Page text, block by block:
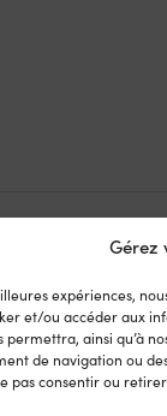
Gérez
expériences,
et/ou accéder aux
permettra, ainsi qu’à
de navigation ou
pas consentir ou
de prix est